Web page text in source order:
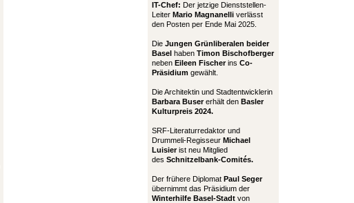
IT-Chef: Der jetzige Dienststellen-
Leiter Mario Magnanelli verlässt
den Posten per Ende Mai 2025.
Die Jungen Grünliberalen beider
Basel haben Timon Bischofberger
neben Eileen Fischerins Co-
Präsidium gewählt.
Die Architektin und Stadtentwicklerin
Barbara Busererhält den Basler
Kulturpreis 2024.
SRF-Literaturredaktor und
Drummeli-Regisseur Michael
Luisierist neu Mitglied
des Schnitzelbank-Comités.
Der frühere Diplomat Paul Seger
übernimmt das Präsidium der
Winterhilfe Basel-Stadt von